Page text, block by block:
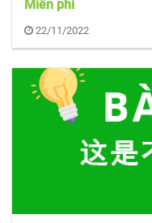
Miễn phí
22/11/2022